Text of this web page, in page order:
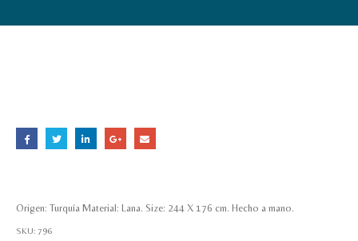
Origen: Turquía Material: Lana. Size: 244 X 176 cm. Hecho a mano.
SKU: 796